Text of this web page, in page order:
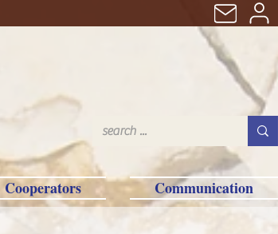
Cooperators Communication